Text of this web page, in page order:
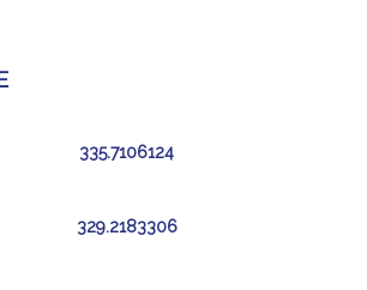
335.7106124
329.2183306